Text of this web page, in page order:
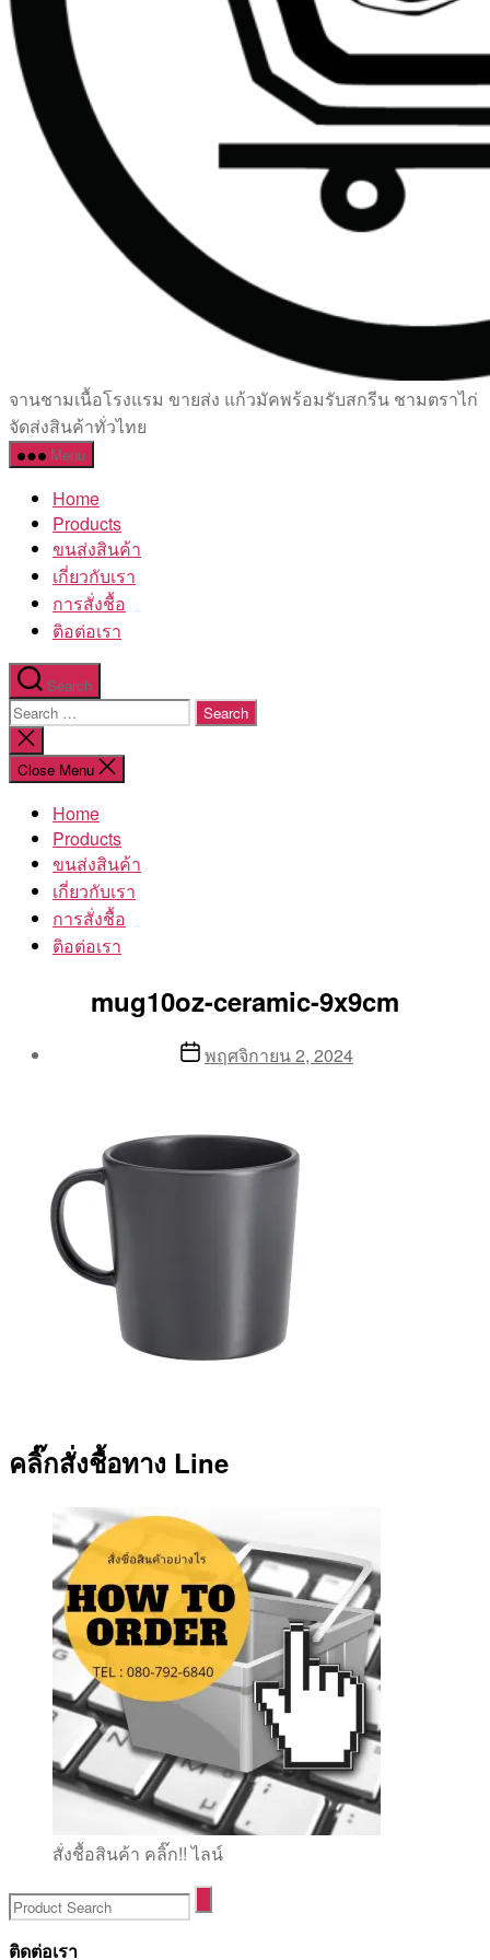
เซรามิค
ครบ
ครัน
โรงงาน
จานชามเนื้อโรงแรม ขายส่ง แก้วมัคพร้อมรับสกรีน ชามตราไก่
จัดส่งสินค้าทั่วไทย
Menu
Home
Products
ขนส่งสินค้า
เกี่ยวกับเรา
การสั่งชื้อ
ติอต่อเรา
Search
Search
for:
Close
search
Close Menu
Home
Products
ขนส่งสินค้า
เกี่ยวกับเรา
การสั่งชื้อ
ติอต่อเรา
mug10oz-ceramic-9x9cm
Postพฤศจิกายน 2, 2024
คลิ๊กสั่งชื้อทาง Line
สั่งชื้อสินค้า คลิ๊ก!! ไลน์
ติดต่อเรา